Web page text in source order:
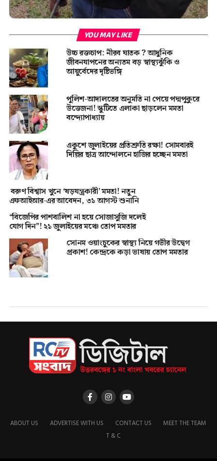
YOU MAY LIKE
উচ্চ রক্তচাপ: নীরব ঘাতক ? আধুনিক
জীবনযাপনের অন্যতম বড় স্বাস্থ্যঝুঁকি ও
আয়ুর্বেদের দৃষ্টিভঙ্গি
পুলিশ-আদালতের অনুমতি না পেয়ে পদ্মপুকুরে
উত্তেজনা! স্কুটিতে এলাকা ছাড়লেন মমতা
বন্দ্যোপাধ্যায়
একুশে জুলাইয়ের প্রতিশ্রুতি রক্ষা! সোমবারই
দিল্লির ছাত্র আন্দোলনে হাজির হচ্ছেন মমতা
বরুণ বিশ্বাস খুনে ‘ষড়যন্ত্রকারী’ মমতা! নতুন
এফআইআর-এর আবেদন, ৩১ আগস্ট শুনানি
“বিজেপির পাশবালিশ না হয়ে সোজাসুজি দলেই
যোগ দিন”! ২১ জুলাইয়ের মঞ্চে তোপ মমতার
সোনম ওয়াংচুকের স্বাস্থ্য নিয়ে গভীর উদ্বেগ
প্রকাশ! কেন্দ্রকে কড়া ভাষায় তোপ মমতার
ABOUT US ADVERTISE WITH US CONTACT US
MEET THE TEAM
T & C